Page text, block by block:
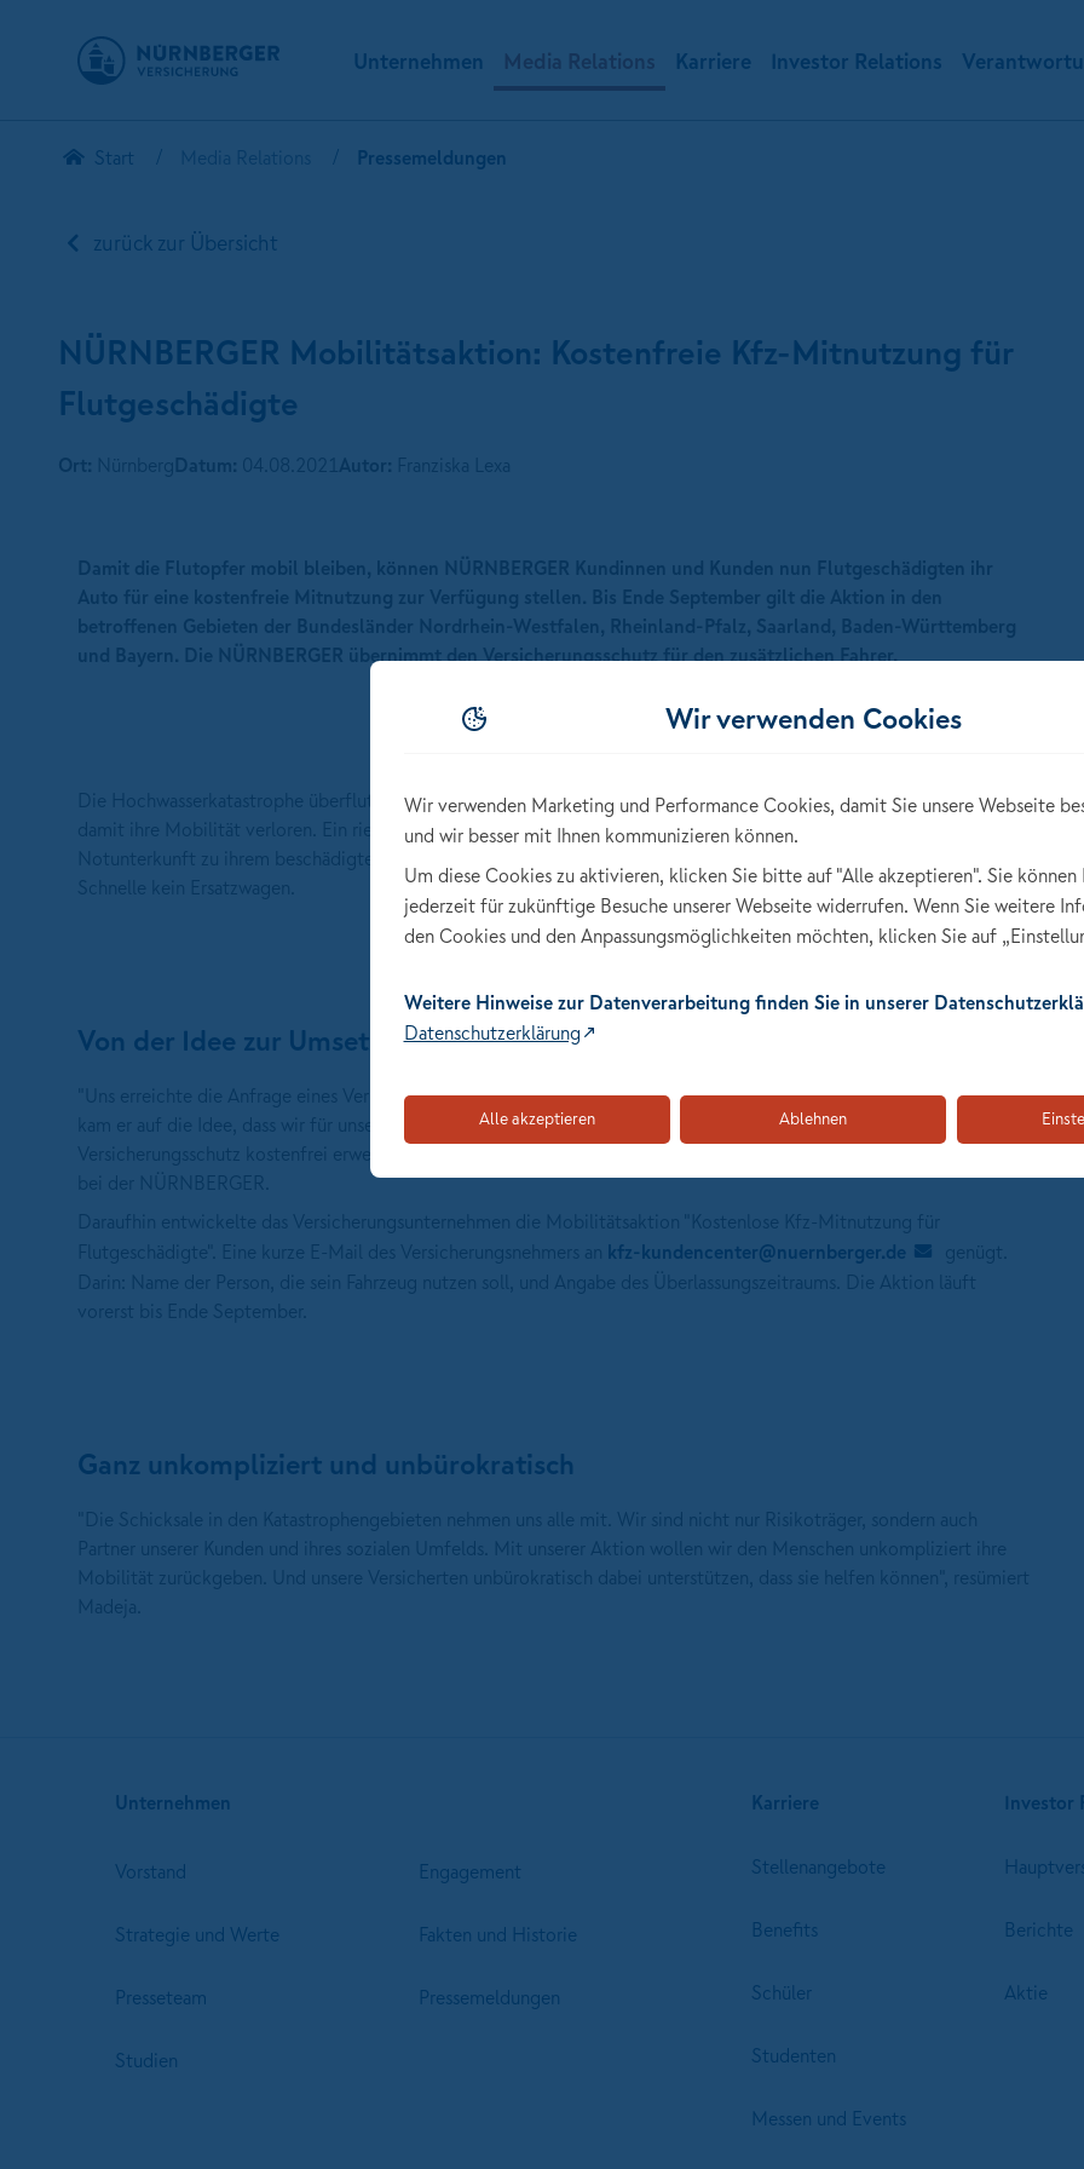
Unternehmen Media Relations Karriere Investor Relations
Start Media Relations Pressemeldungen
zurück zur Übersicht
NÜRNBERGER Mobilitätsaktion: Kostenfreie Kfz-Mitnutzung für
Flutgeschädigte
und Bayern. Die NÜRNBERGER übernimmt den Versicherungsschutz für den zusätzlichen Fahrer.
Die Hochwasserkatastrophe überflutete nicht nur Häuser und Straßen, zahlreiche Betroffene haben auch ihr Auto und
damit ihre Mobilität verloren. Ein riesiges Problem, denn sie müssen viele Fahrten erledigen, z. B. von einer
Von der Idee zur Umsetzung
"Uns erreichte die Anfrage eines Vermittlers: Seine Schwester hatte im Hochwasser alles verloren, auch ihr Auto. Da
kam er auf die Idee, dass wir für unseren Kunden, die den Opfern vorübergehend ihr Kfz bereitstellen, den
kfz-kundencenter@nuernberger.de
Ganz unkompliziert und unbürokratisch
Unternehmen
Vorstand Engagement
Strategie und Werte Fakten und Historie
Presseteam Pressemeldungen
Studien
Karriere
Stellenangebote
Benefits
Schüler
Studenten
Messen und Events
Investor
Berichte
Aktie
Wir verwenden Cookies
Wir verwenden Marketing und Performance Cookies, damit Sie unsere Webseite
und wir besser mit Ihnen kommunizieren können.
Um diese Cookies zu aktivieren, klicken Sie bitte auf "Alle akzeptieren". Sie
jederzeit für zukünftige Besuche unserer Webseite widerrufen. Wenn Sie weitere
den Cookies und den Anpassungsmöglichkeiten möchten, klicken Sie auf
Weitere Hinweise zur Datenverarbeitung finden Sie in unserer
Datenschutzerklärung
Alle akzeptieren Ablehnen